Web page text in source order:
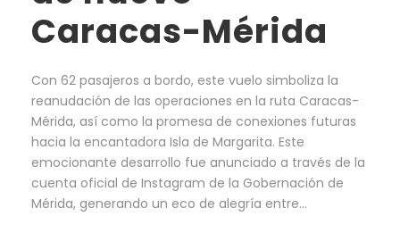
Caracas-Mérida
Con 62 pasajeros a bordo, este vuelo simboliza la
reanudación de las operaciones en la ruta Caracas-
Mérida, así como la promesa de conexiones futuras
hacia la encantadora Isla de Margarita. Este
emocionante desarrollo fue anunciado a través de la
cuenta oficial de Instagram de la Gobernación de
Mérida, generando un eco de alegría entre...